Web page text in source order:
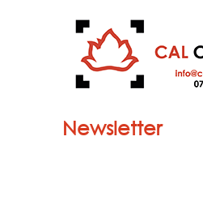
Newsletter